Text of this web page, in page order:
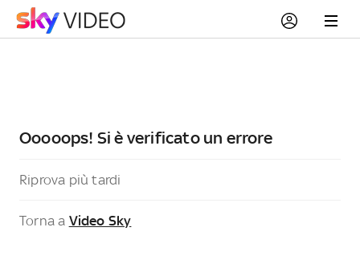
Ooooops! Si è verificato un errore
Riprova più tardi
Torna a Video Sky